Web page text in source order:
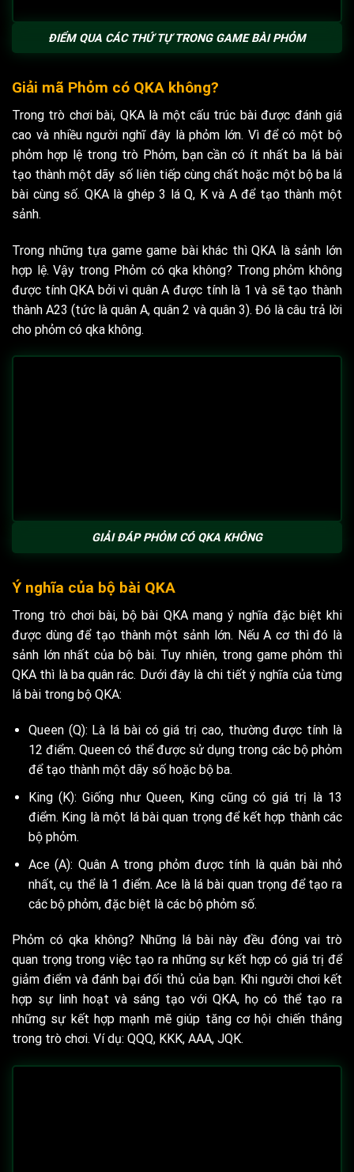
ĐIỂM QUA CÁC THỨ TỰ TRONG GAME BÀI PHỎM
Giải mã Phỏm có QKA không?
Trong trò chơi bài, QKA là một cấu trúc bài được đánh giá
cao và nhiều người nghĩ đây là phỏm lớn. Vì để có một bộ
phỏm hợp lệ trong trò Phỏm, bạn cần có ít nhất ba lá bài
tạo thành một dãy số liên tiếp cùng chất hoặc một bộ ba lá
bài cùng số. QKA là ghép 3 lá Q, K và A để tạo thành một
sảnh.
Trong những tựa game game bài khác thì QKA là sảnh lớn
hợp lệ. Vậy trong Phỏm có qka không? Trong phỏm không
được tính QKA bởi vì quân A được tính là 1 và sẽ tạo thành
thành A23 (tức là quân A, quân 2 và quân 3). Đó là câu trả lời
cho phỏm có qka không.
GIẢI ĐÁP PHỎM CÓ QKA KHÔNG
Ý nghĩa của bộ bài QKA
Trong trò chơi bài, bộ bài QKA mang ý nghĩa đặc biệt khi
được dùng để tạo thành một sảnh lớn. Nếu A cơ thì đó là
sảnh lớn nhất của bộ bài. Tuy nhiên, trong game phỏm thì
QKA thì là ba quân rác. Dưới đây là chi tiết ý nghĩa của từng
lá bài trong bộ QKA:
Queen (Q): Là lá bài có giá trị cao, thường được tính là
12 điểm. Queen có thể được sử dụng trong các bộ phỏm
để tạo thành một dãy số hoặc bộ ba.
King (K): Giống như Queen, King cũng có giá trị là 13
điểm. King là một lá bài quan trọng để kết hợp thành các
bộ phỏm.
Ace (A): Quân A trong phỏm được tính là quân bài nhỏ
nhất, cụ thể là 1 điểm. Ace là lá bài quan trọng để tạo ra
các bộ phỏm, đặc biệt là các bộ phỏm số.
Phỏm có qka không? Những lá bài này đều đóng vai trò
quan trọng trong việc tạo ra những sự kết hợp có giá trị để
giảm điểm và đánh bại đối thủ của bạn. Khi người chơi kết
hợp sự linh hoạt và sáng tạo với QKA, họ có thể tạo ra
những sự kết hợp mạnh mẽ giúp tăng cơ hội chiến thắng
trong trò chơi. Ví dụ: QQQ, KKK, AAA, JQK.